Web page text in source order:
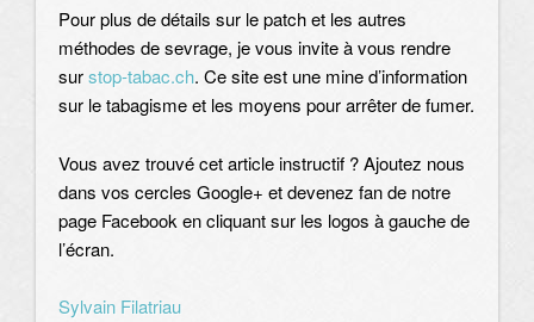
Pour plus de détails sur le patch et les autres
méthodes de sevrage, je vous invite à vous rendre
surstop-tabac.ch. Ce site est une mine d’information
sur le tabagisme et les moyens pour arrêter de fumer.
Vous avez trouvé cet article instructif ? Ajoutez nous
dans vos cercles Google+ et devenez fan de notre
page Facebook en cliquant sur les logos à gauche de
l’écran.
Sylvain Filatriau